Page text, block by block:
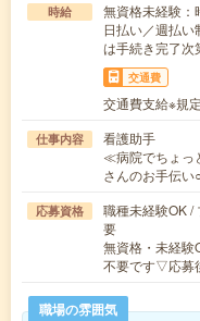
時給
無資格未経験
日払い／週払
は手続き完了次
交通費
交通費支給※規
仕事内容
看護助手
≪病院でちょっ
さんのお手伝
応募資格
職種未経験OK /
要
無資格・未経
不要です▽応募
職場の雰囲気